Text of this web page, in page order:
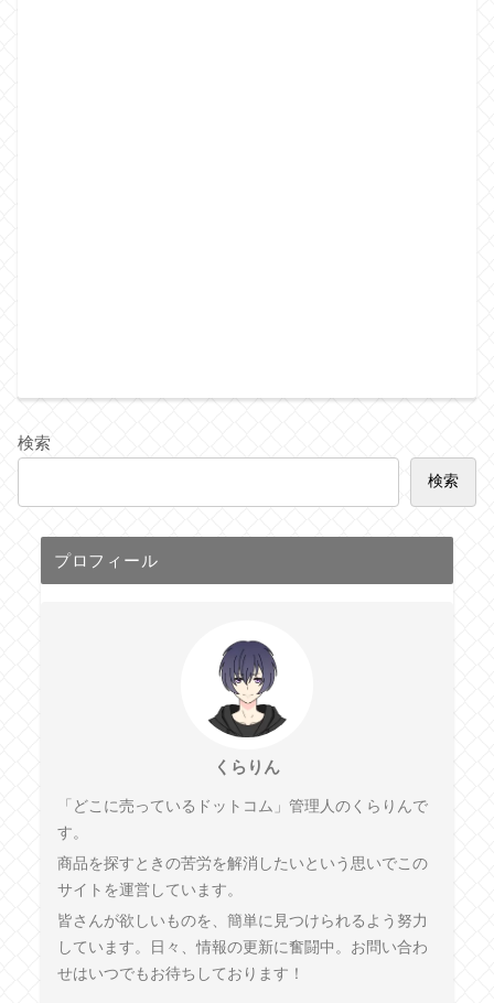
検索
検索
プロフィール
くらりん
「どこに売っているドットコム」管理人のくらりんで
す。
商品を探すときの苦労を解消したいという思いでこの
サイトを運営しています。
皆さんが欲しいものを、簡単に見つけられるよう努力
しています。日々、情報の更新に奮闘中。お問い合わ
せはいつでもお待ちしております！